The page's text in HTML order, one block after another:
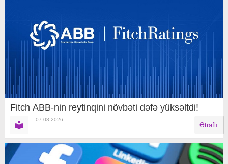
Fitch ABB-nin reytinqini növbəti dəfə yüksəltdi!
07.08.2026
Ətraflı